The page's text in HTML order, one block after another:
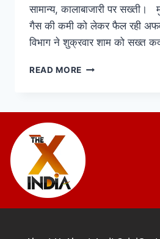
सामान्य, कालाबाजारी पर
गैस की कमी को लेकर फैल रही
विभाग ने शुक्रवार शाम को सख्त
READ MORE